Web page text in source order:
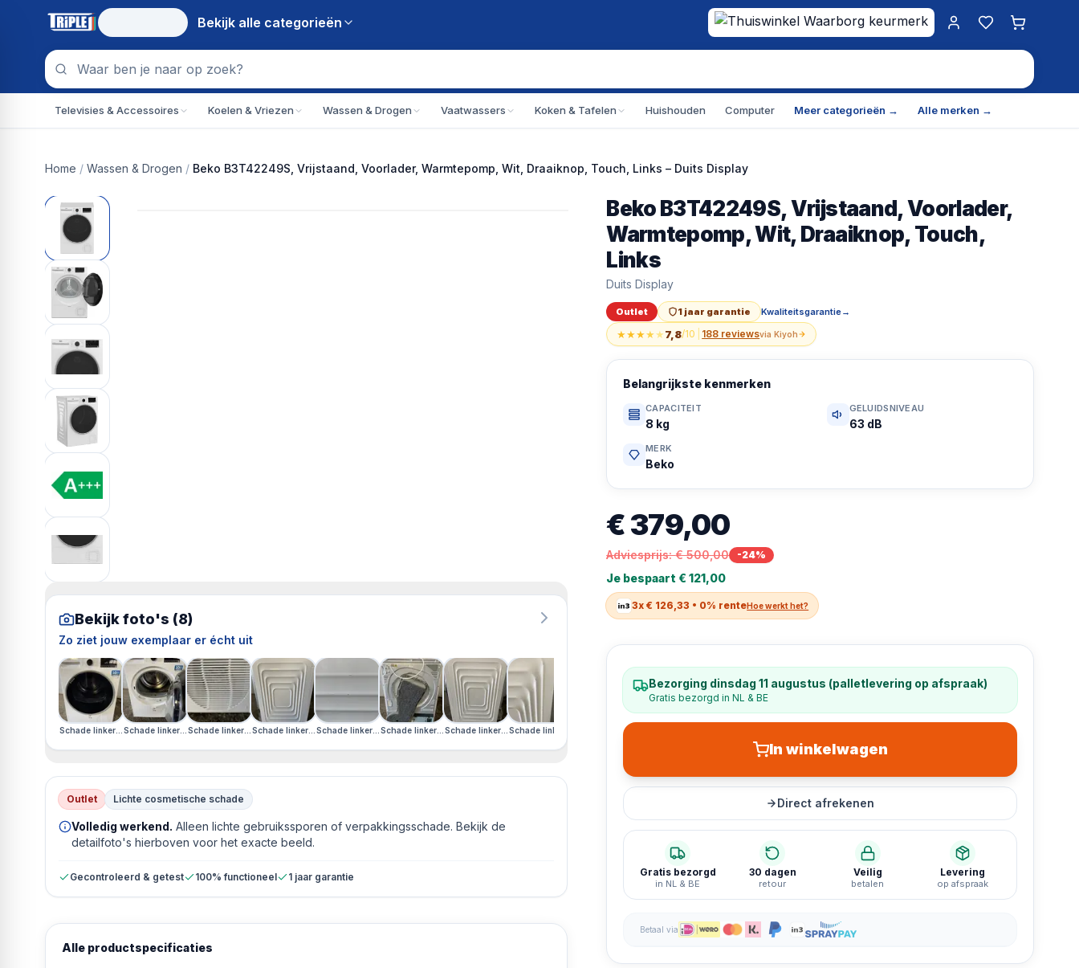
Bekijk alle categorieën
Mijn account
Favorieten
Televisies & Accessoires Koelen & Vriezen Wassen & Drogen Vaatwassers Koken & Tafelen Huishouden Computer Meer categorieën → Alle merken →
Home / Wassen & Drogen / Beko B3T42249S, Vrijstaand, Voorlader, Warmtepomp, Wit, Draaiknop, Touch, Links – Duits Display
Bekijk foto's (8)
Zo ziet jouw exemplaar er écht uit
Schade linkerzijkant · Schade rechterzijkant · Duits Display · Schade voorkant
Schade linkerzijkant · Schade rechterzijkant · Duits Display · Schade voorkant
Schade linkerzijkant · Schade rechterzijkant · Duits Display · Schade voorkant
Schade linkerzijkant · Schade rechterzijkant · Duits Display · Schade voorkant
Schade linkerzijkant · Schade rechterzijkant · Duits Display · Schade voorkant
Schade linkerzijkant · Schade rechterzijkant · Duits Display · Schade voorkant
Schade linkerzijkant · Schade rechterzijkant · Duits Display · Schade voorkant
Schade linkerzijkant · Schade rechterzijkant · Duits Display · Schade voorkant
Outlet Lichte cosmetische schade
Volledig werkend. Alleen lichte gebruikssporen of verpakkingsschade. Bekijk de
detailfoto's hierboven voor het exacte beeld.
Gecontroleerd & getest 100% functioneel 1 jaar garantie
Alle productspecificaties
Outlet
Beko B3T42249S, Vrijstaand, Voorlader, Warmtepomp, Wit, Draaiknop,
Beko B3T42249S, Vrijstaand, Voorlader,
Warmtepomp, Wit, Draaiknop, Touch,
Links
Duits Display
Outlet 1 jaar garantie Kwaliteitsgarantie→
★★★★★7,8/10 188 reviewsviaKiyoh
Belangrijkste kenmerken
CAPACITEIT
8 kg
GELUIDSNIVEAU
63 dB
MERK
Beko
€ 379,00
Adviesprijs:€ 500,00 -24%
Je bespaart € 121,00
3x € 126,33 • 0% renteHoe werkt het?
Bezorging dinsdag 11 augustus (palletlevering op afspraak)
Gratis bezorgd in NL & BE
In winkelwagen
Direct afrekenen
Gratis bezorgd
in NL & BE
30 dagen
retour
Veilig
betalen
Levering
op afspraak
Betaal via